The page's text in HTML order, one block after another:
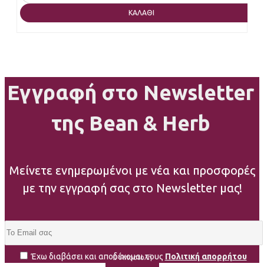
ΚΑΛΆΘΙ
Εγγραφή στο Newsletter
της Bean & Herb
Μείνετε ενημερωμένοι με νέα και προσφορές
με την εγγραφή σας στο Newsletter μας!
Αποστολή
Έχω διαβάσει και αποδέχομαι τους Πολιτική απορρήτου